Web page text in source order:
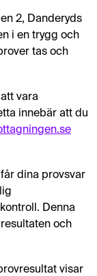
2, Danderyds
i en trygg och
tas och
vara
innebär att du
dina provsvar
Denna
och
visar